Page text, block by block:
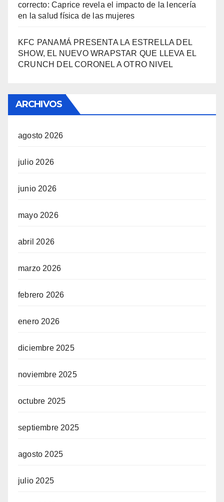
correcto: Caprice revela el impacto de la lencería
en la salud física de las mujeres
KFC PANAMÁ PRESENTA LA ESTRELLA DEL
SHOW, EL NUEVO WRAPSTAR QUE LLEVA EL
CRUNCH DEL CORONEL A OTRO NIVEL
ARCHIVOS
agosto 2026
julio 2026
junio 2026
mayo 2026
abril 2026
marzo 2026
febrero 2026
enero 2026
diciembre 2025
noviembre 2025
octubre 2025
septiembre 2025
agosto 2025
julio 2025